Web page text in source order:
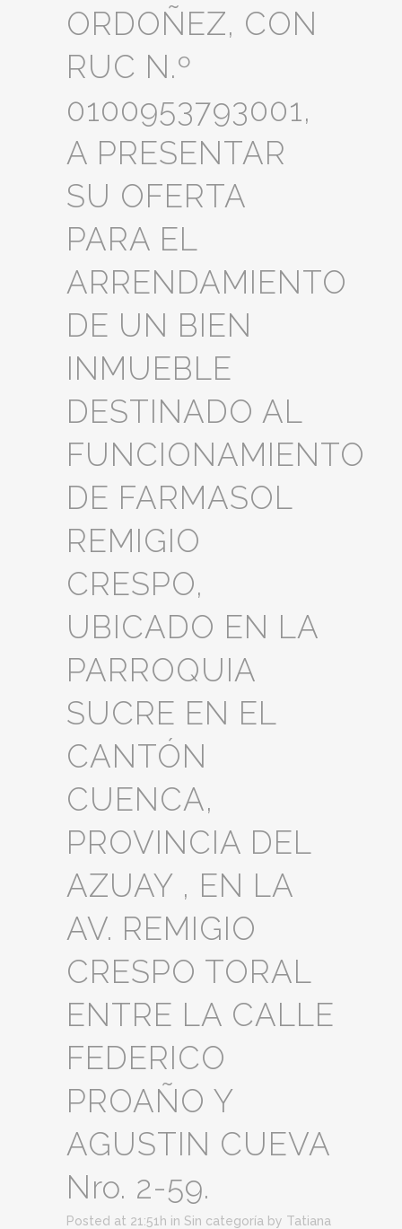
ORDOÑEZ, CON
RUC N.º
0100953793001,
A PRESENTAR
SU OFERTA
PARA EL
ARRENDAMIENTO
DE UN BIEN
INMUEBLE
DESTINADO AL
FUNCIONAMIENTO
DE FARMASOL
REMIGIO
CRESPO,
UBICADO EN LA
PARROQUIA
SUCRE EN EL
CANTÓN
CUENCA,
PROVINCIA DEL
AZUAY , EN LA
AV. REMIGIO
CRESPO TORAL
ENTRE LA CALLE
FEDERICO
PROAÑO Y
AGUSTIN CUEVA
Nro. 2-59.
Posted at 21:51h in Sin categoría by Tatiana